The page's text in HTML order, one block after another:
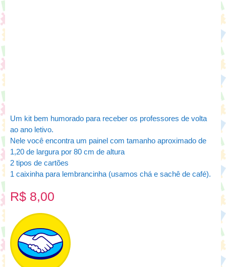
Um kit bem humorado para receber os professores de volta
ao ano letivo.
Nele você encontra um painel com tamanho aproximado de
1,20 de largura por 80 cm de altura
2 tipos de cartões
1 caixinha para lembrancinha (usamos chá e sachê de café).
R$ 8,00